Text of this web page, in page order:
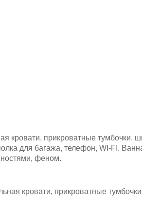
кровати, прикроватные тумбочки,
для багажа, телефон, WI-FI.
феном.
кровати, прикроватные